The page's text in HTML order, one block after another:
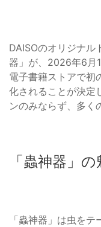
DAISOのオリジナル
器」が、2026年6月
電子書籍ストアで初
化されることが決定
ンのみならず、多く
「蟲神器」
「蟲神器」は虫を